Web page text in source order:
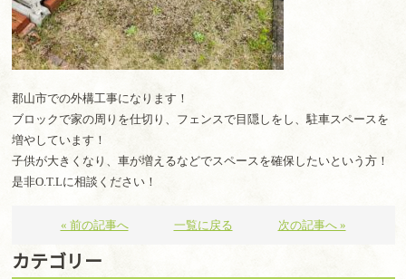
郡山市での外構工事になります！
ブロックで家の周りを仕切り、フェンスで目隠しをし、駐車スペースを
増やしています！
子供が大きくなり、車が増えるなどでスペースを確保したいという方！
是非O.T.Lに相談ください！
« 前の記事へ 一覧に戻る 次の記事へ »
カテゴリー